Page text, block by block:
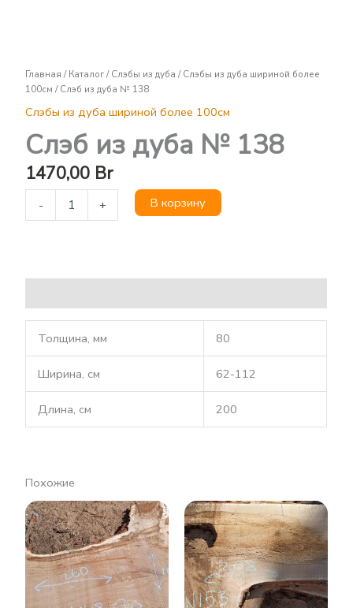
Главная /Каталог/Слэбы из дуба /Слэбы из дуба шириной более
100см / Слэб из дуба № 138
Слэбы из дуба шириной более 100см
Слэб из дуба № 138
1470,00 Br
- + В корзину
Толщина, мм 80
Ширина, см 62-112
Длина, см 200
Похожие